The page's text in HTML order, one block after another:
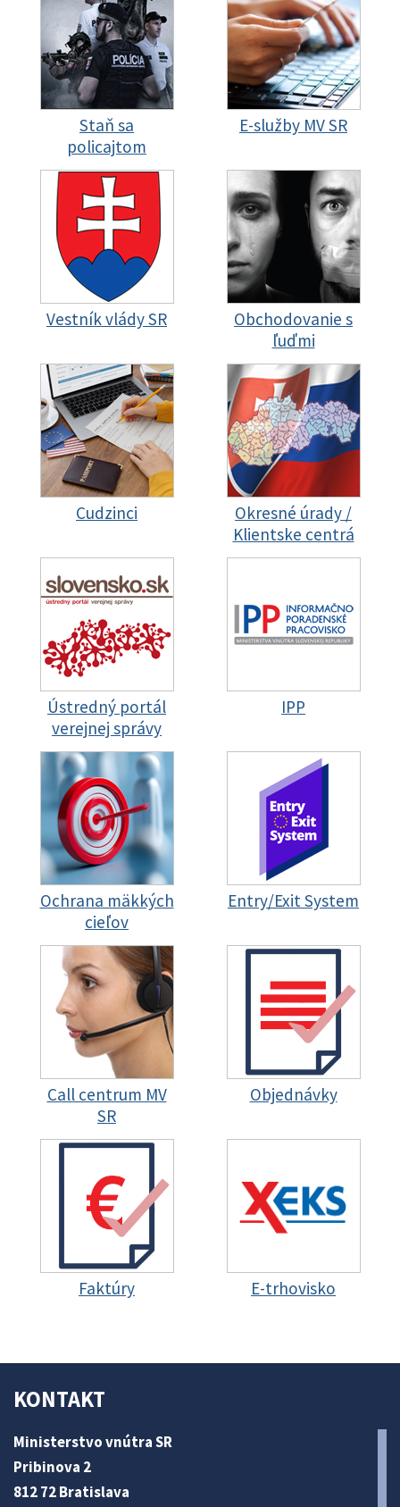
Staň sa
policajtom
E-služby MV SR
Vestník vlády SR
Obchodovanie s
ľuďmi
Cudzinci
Okresné úrady /
Klientske centrá
Ústredný portál
verejnej správy
IPP
Ochrana mäkkých
cieľov
Entry/Exit System
Call centrum MV
SR
Objednávky
Faktúry E-trhovisko
KONTAKT
Ministerstvo vnútra SR
Pribinova 2
812 72 Bratislava